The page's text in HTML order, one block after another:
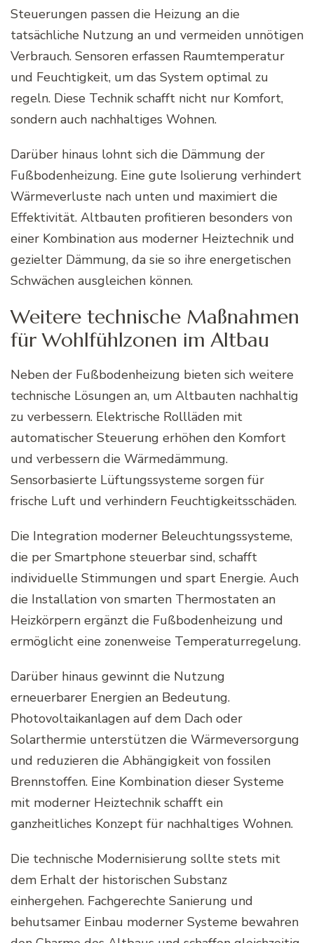
Steuerungen passen die Heizung an die
tatsächliche Nutzung an und vermeiden unnötigen
Verbrauch. Sensoren erfassen Raumtemperatur
und Feuchtigkeit, um das System optimal zu
regeln. Diese Technik schafft nicht nur Komfort,
sondern auch nachhaltiges Wohnen.
Darüber hinaus lohnt sich die Dämmung der
Fußbodenheizung. Eine gute Isolierung verhindert
Wärmeverluste nach unten und maximiert die
Effektivität. Altbauten profitieren besonders von
einer Kombination aus moderner Heiztechnik und
gezielter Dämmung, da sie so ihre energetischen
Schwächen ausgleichen können.
Weitere technische Maßnahmen
für Wohlfühlzonen im Altbau
Neben der Fußbodenheizung bieten sich weitere
technische Lösungen an, um Altbauten nachhaltig
zu verbessern. Elektrische Rollläden mit
automatischer Steuerung erhöhen den Komfort
und verbessern die Wärmedämmung.
Sensorbasierte Lüftungssysteme sorgen für
frische Luft und verhindern Feuchtigkeitsschäden.
Die Integration moderner Beleuchtungssysteme,
die per Smartphone steuerbar sind, schafft
individuelle Stimmungen und spart Energie. Auch
die Installation von smarten Thermostaten an
Heizkörpern ergänzt die Fußbodenheizung und
ermöglicht eine zonenweise Temperaturregelung.
Darüber hinaus gewinnt die Nutzung
erneuerbarer Energien an Bedeutung.
Photovoltaikanlagen auf dem Dach oder
Solarthermie unterstützen die Wärmeversorgung
und reduzieren die Abhängigkeit von fossilen
Brennstoffen. Eine Kombination dieser Systeme
mit moderner Heiztechnik schafft ein
ganzheitliches Konzept für nachhaltiges Wohnen.
Die technische Modernisierung sollte stets mit
dem Erhalt der historischen Substanz
einhergehen. Fachgerechte Sanierung und
behutsamer Einbau moderner Systeme bewahren